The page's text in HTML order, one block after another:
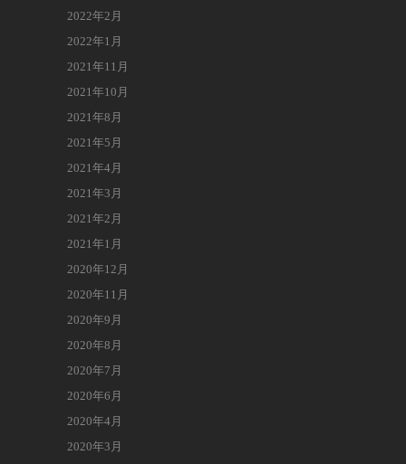
2022年2月
2022年1月
2021年11月
2021年10月
2021年8月
2021年5月
2021年4月
2021年3月
2021年2月
2021年1月
2020年12月
2020年11月
2020年9月
2020年8月
2020年7月
2020年6月
2020年4月
2020年3月